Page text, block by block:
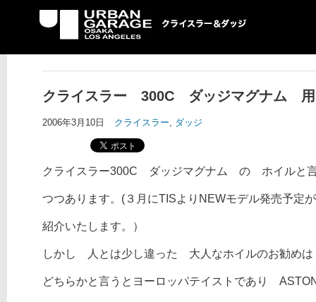
UG クライスラー＆ダ
ッジ専門店
クライスラー 300C ダッジマグナム
2006年3月10日 クライスラー, ダッジ
クライスラー300C ダッジマグナム の ホイルと
つつあります。(３月にTISよりNEWモデル発売予
紹介いたします。）
しかし 人とは少し違った 大人なホイルのお勧め
どちらかと言うとヨーロッパテイストであり